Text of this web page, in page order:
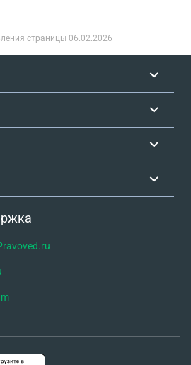
страницы 06.02.2026